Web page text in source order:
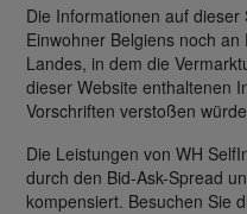
Die Informationen auf
Einwohner Belgiens noch
Landes, in dem die
dieser Website enthaltenen
Vorschriften verstoßen
Die Leistungen von WH
durch den Bid-Ask-Spread
kompensiert. Besuchen Sie